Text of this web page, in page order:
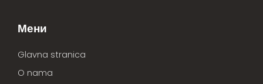
Мени
Glavna stranica
O nama